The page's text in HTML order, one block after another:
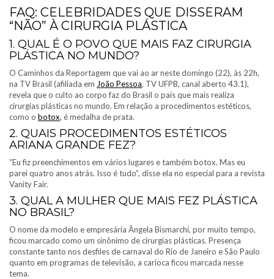
FAQ: CELEBRIDADES QUE DISSERAM
“NÃO” À CIRURGIA PLÁSTICA
1. QUAL É O POVO QUE MAIS FAZ CIRURGIA
PLÁSTICA NO MUNDO?
O Caminhos da Reportagem que vai ao ar neste domingo (22), às 22h,
na TV Brasil (afiliada em João Pessoa, TV UFPB, canal aberto 43.1),
revela que o culto ao corpo faz do Brasil o país que mais realiza
cirurgias plásticas no mundo. Em relação a procedimentos estéticos,
como o botox, é medalha de prata.
2. QUAIS PROCEDIMENTOS ESTÉTICOS
ARIANA GRANDE FEZ?
“Eu fiz preenchimentos em vários lugares e também botox. Mas eu
parei quatro anos atrás. Isso é tudo”, disse ela no especial para a revista
Vanity Fair.
3. QUAL A MULHER QUE MAIS FEZ PLÁSTICA
NO BRASIL?
O nome da modelo e empresária Ângela Bismarchi, por muito tempo,
ficou marcado como um sinônimo de cirurgias plásticas. Presença
constante tanto nos desfiles de carnaval do Rio de Janeiro e São Paulo
quanto em programas de televisão, a carioca ficou marcada nesse
tema.